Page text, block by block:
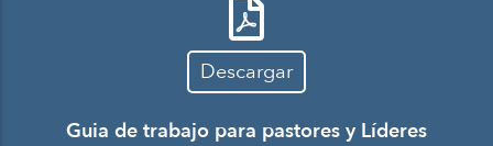
Descargar
Guia de trabajo para pastores y Líderes